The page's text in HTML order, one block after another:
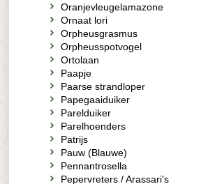
Oranjevleugelamazone
Ornaat lori
Orpheusgrasmus
Orpheusspotvogel
Ortolaan
Paapje
Paarse strandloper
Papegaaiduiker
Parelduiker
Parelhoenders
Patrijs
Pauw (Blauwe)
Pennantrosella
Pepervreters / Arassari's